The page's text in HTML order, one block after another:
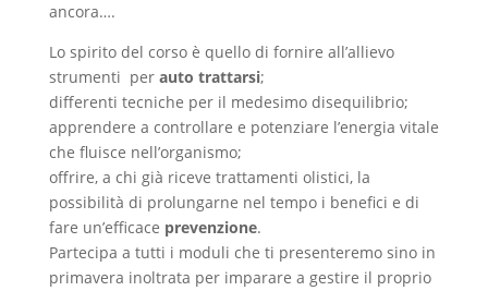
ancora….
Lo spirito del corso è quello di fornire all’allievo
strumenti per auto trattarsi;
differenti tecniche per il medesimo disequilibrio;
apprendere a controllare e potenziare l’energia vitale
che fluisce nell’organismo;
offrire, a chi già riceve trattamenti olistici, la
possibilità di prolungarne nel tempo i benefici e di
fare un’efficace prevenzione.
Partecipa a tutti i moduli che ti presenteremo sino in
primavera inoltrata per imparare a gestire il proprio